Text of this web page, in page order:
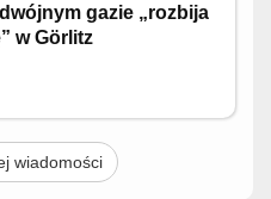
gazie „rozbija
w Görlitz
wiadomości